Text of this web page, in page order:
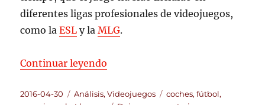
diferentes ligas profesionales de videojuegos,
como laESL y laMLG.
Continuar leyendo
Publicado
2016-04-30 Categorías
Análisis,Videojuegos Etiquetas
coches,fútbol,